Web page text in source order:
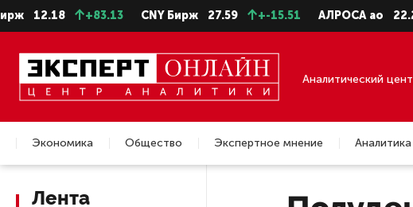
+83.13 CNY Бирж 27.59 +-15.51 АЛРОСА ао 22.28 -
Аналитический
Экономика Общество Экспертное мнение Аналитика
Недвижимость
Лента